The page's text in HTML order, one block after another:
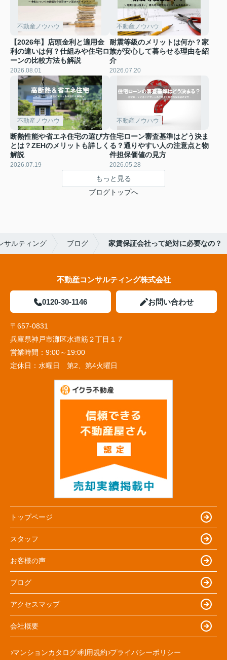
不動産ノウハウ
【2026年】店頭金利と適用金
利の違いは何？仕組みや住宅ロ
ーンの比較方法も解説
2026.08.01
不動産ノウハウ
耐震等級のメリットは何か？家
族が安心して暮らせる理由を紹
介
2026.07.20
不動産ノウハウ
断熱性能や省エネ住宅の選び方
とは？ZEHのメリットも詳しく
解説
2026.07.19
不動産ノウハウ
住宅ローン審査基準はどう決ま
る？通りやすい人の注意点と物
件担保価値の見方
2026.05.28
もっと見る
ブログトップへ
サルティング ブログ 家賃保証会社って絶対に必要なの？
不動産コンサルティング株式会社
0120-30-1146 お問い合わせ
〒657-0831
兵庫県神戸市灘区水道筋２丁目１７
営業時間： 9:00～19:00
定休日： 水曜日 第2、第4火曜日
トップページ
スタッフ
お客様の声
ブログ
アクセスマップ
会社概要
マンションカタログ 利用規約 プライバシーポリシー